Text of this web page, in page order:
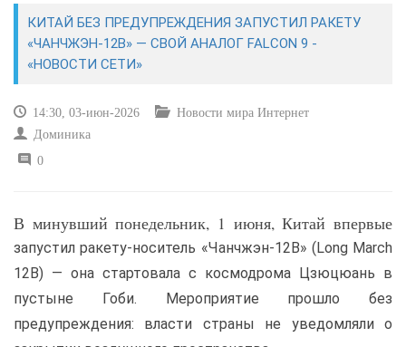
ИНТЕРНЕТ И СВЯЗЬ
КИТАЙ БЕЗ ПРЕДУПРЕЖДЕНИЯ ЗАПУСТИЛ РАКЕТУ
«ЧАНЧЖЭН-12B» — СВОЙ АНАЛОГ FALCON 9 -
«НОВОСТИ СЕТИ»
14:30, 03-июн-2026
Новости мира Интернет
Доминика
0
В минувший понедельник, 1 июня, Китай впервые
запустил ракету-носитель «Чанчжэн-12B» (Long March
12B) — она стартовала с космодрома Цзюцюань в
пустыне Гоби. Мероприятие прошло без
предупреждения: власти страны не уведомляли о